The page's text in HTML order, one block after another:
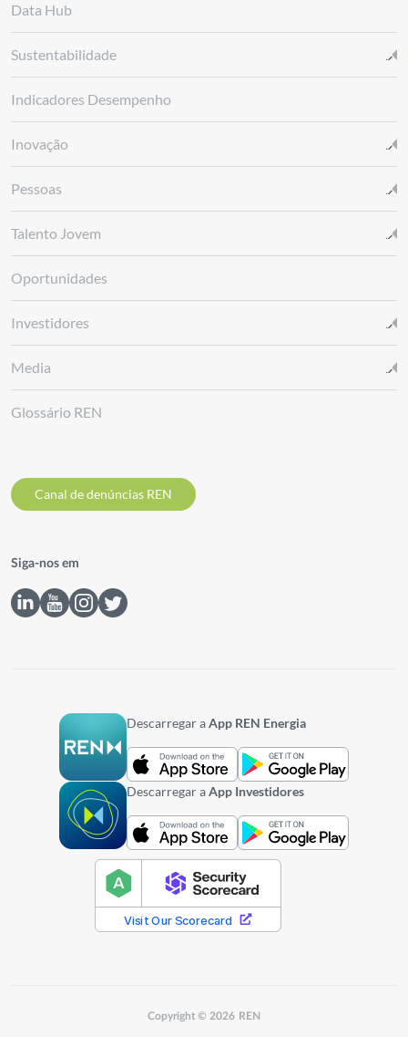
Data Hub
Sustentabilidade
Indicadores Desempenho
Inovação
Pessoas
Talento Jovem
Oportunidades
Investidores
Media
Glossário REN
Canal de denúncias REN
Siga-nos em
Descarregar aApp REN Energia
Descarregar aApp Investidores
Copyright © 2026 REN